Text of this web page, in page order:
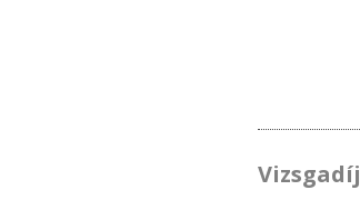
Vizsgadíj